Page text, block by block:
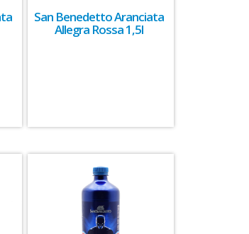
San Benedetto Aranciata
Allegra Rossa 1,5l